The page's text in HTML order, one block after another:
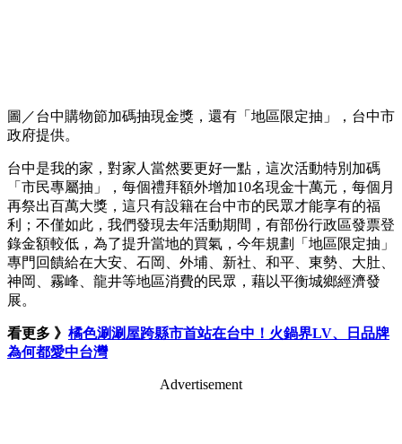
圖／台中購物節加碼抽現金獎，還有「地區限定抽」，台中市
政府提供。
台中是我的家，對家人當然要更好一點，這次活動特別加碼
「市民專屬抽」，每個禮拜額外增加10名現金十萬元，每個月
再祭出百萬大獎，這只有設籍在台中市的民眾才能享有的福
利；不僅如此，我們發現去年活動期間，有部份行政區發票登
錄金額較低，為了提升當地的買氣，今年規劃「地區限定抽」
專門回饋給在大安、石岡、外埔、新社、和平、東勢、大肚、
神岡、霧峰、龍井等地區消費的民眾，藉以平衡城鄉經濟發
展。
看更多 》 橘色涮涮屋跨縣市首站在台中！火鍋界LV、日品牌
為何都愛中台灣
Advertisement